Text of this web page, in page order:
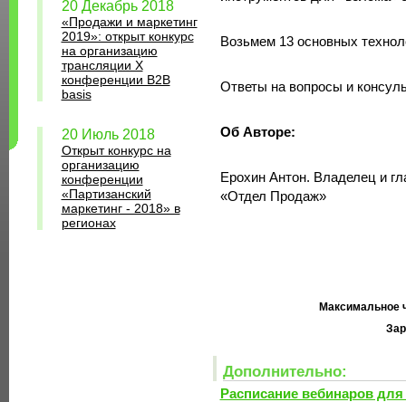
20 Декабрь 2018
«Продажи и маркетинг
2019»: открыт конкурс
на организацию
трансляции X
конференции B2B
basis
20 Июль 2018
Открыт конкурс на
организацию
конференции
«Партизанский
маркетинг - 2018» в
регионах
Возьмем 13 основных
Ответы на вопросы и
Об Авторе:
Ерохин Антон. Владелец и
«Отдел Продаж»
Максимальное
Дополнительно:
Расписание вебинаров для